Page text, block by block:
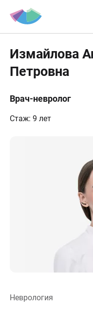
Измайлова
Петровна
Врач-невролог
Стаж: 9 лет
Неврология